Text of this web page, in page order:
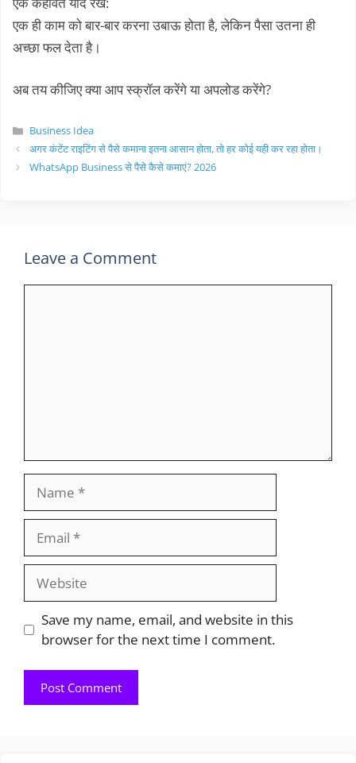
एक ही काम को बार-बार करना उबाऊ होता है, लेकिन पैसा उतना ही
अच्छा फल देता है।
अब तय कीजिए क्या आप स्क्रॉल करेंगे या अपलोड करेंगे?
Categories
Business Idea
अगर कंटेंट राइटिंग से पैसे कमाना इतना आसान होता, तो हर कोई यही कर रहा होता।
WhatsApp Business से पैसे कैसे कमाएं? 2026
Leave a Comment
Website
Save my name, email, and website in this
browser for the next time I comment.